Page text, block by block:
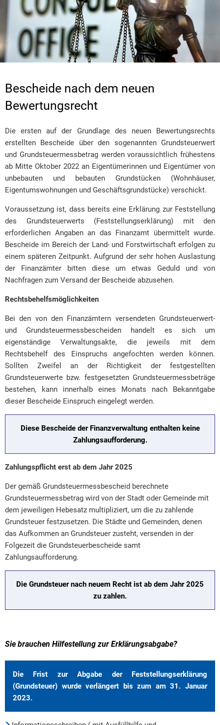
Bescheide nach dem neuen
Bewertungsrecht
Die ersten auf der Grundlage des neuen Bewertungsrechts
erstellten Bescheide über den sogenannten Grundsteuerwert
und Grundsteuermessbetrag werden voraussichtlich frühestens
ab Mitte Oktober 2022 an Eigentümerinnen und Eigentümer von
unbebauten und bebauten Grundstücken (Wohnhäuser,
Eigentumswohnungen und Geschäftsgrundstücke) verschickt.
Voraussetzung ist, dass bereits eine Erklärung zur Feststellung
des Grundsteuerwerts (Feststellungserklärung) mit den
erforderlichen Angaben an das Finanzamt übermittelt wurde.
Bescheide im Bereich der Land- und Forstwirtschaft erfolgen zu
einem späteren Zeitpunkt. Aufgrund der sehr hohen Auslastung
der Finanzämter bitten diese um etwas Geduld und von
Nachfragen zum Versand der Bescheide abzusehen.
Rechtsbehelfsmöglichkeiten
Bei den von den Finanzämtern versendeten Grundsteuerwert-
und Grundsteuermessbescheiden handelt es sich um
eigenständige Verwaltungsakte, die jeweils mit dem
Rechtsbehelf des Einspruchs angefochten werden können.
Sollten Zweifel an der Richtigkeit der festgestellten
Grundsteuerwerte bzw. festgesetzten Grundsteuermessbeträge
bestehen, kann innerhalb eines Monats nach Bekanntgabe
dieser Bescheide Einspruch eingelegt werden.
Diese Bescheide der Finanzverwaltung enthalten keine
Zahlungsaufforderung.
Zahlungspflicht erst ab dem Jahr 2025
Der gemäß Grundsteuermessbescheid berechnete
Grundsteuermessbetrag wird von der Stadt oder Gemeinde mit
dem jeweiligen Hebesatz multipliziert, um die zu zahlende
Grundsteuer festzusetzen. Die Städte und Gemeinden, denen
das Aufkommen an Grundsteuer zusteht, versenden in der
Folgezeit die Grundsteuerbescheide samt
Zahlungsaufforderung.
Die Grundsteuer nach neuem Recht ist ab dem Jahr 2025
zu zahlen.
Sie brauchen Hilfestellung zur Erklärungsabgabe?
Die Frist zur Abgabe der Feststellungserklärung
(Grundsteuer) wurde verlängert bis zum am 31. Januar
2023.